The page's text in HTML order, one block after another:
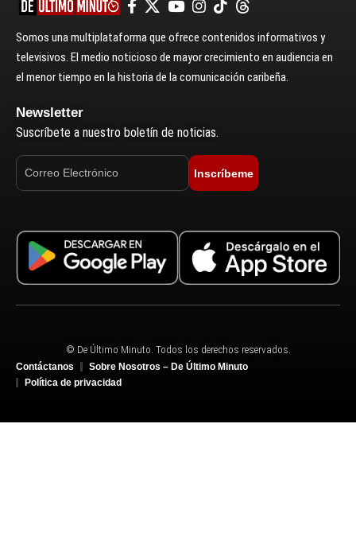
Somos una multiplataforma que ofrece contenidos informativos y
televisivos. El medio noticioso de mayor crecimiento en audiencia en
el menor tiempo en la historia de la comunicación caribeña.
Newsletter
Suscríbete a nuestro boletín de noticias.
Inscríbeme
© De Último Minuto. Todos los derechos reservados.
Contáctanos
Sobre Nosotros – De Último Minuto
Política de privacidad